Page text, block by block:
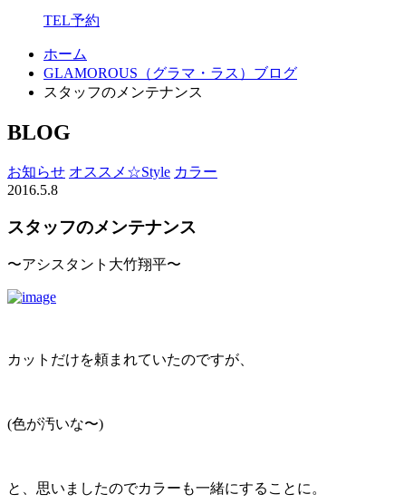
TEL予約
ホーム
GLAMOROUS（グラマ・ラス）ブログ
スタッフのメンテナンス
BLOG
お知らせ オススメ☆Style カラー
2016.5.8
スタッフのメンテナンス
〜アシスタント大竹翔平〜
カットだけを頼まれていたのですが、
(色が汚いな〜)
と、思いましたのでカラーも一緒にすることに。